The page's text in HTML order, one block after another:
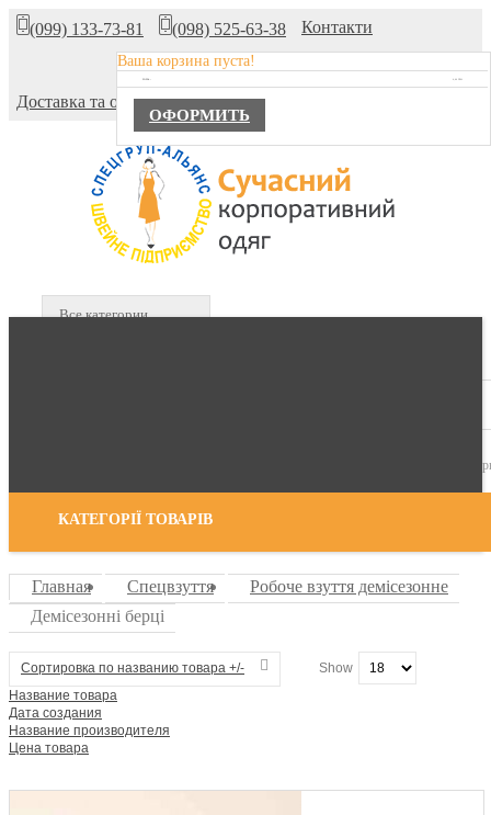
(099) 133-73-81 (098) 525-63-38
Контакти
Доставка та оплата
Все категории
0,00
Ваша корзина пуста!
ОФОРМИТЬ
КАТЕГОРІЇ ТОВАРІВ
Главная Спецвзуття
Робоче взуття демісезонне
Демісезонні берці
Сортировка по названию товара +/-
Название товара
Дата создания
Название производителя
Цена товара
Show